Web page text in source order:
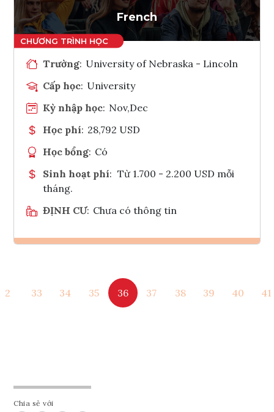
French
Trường: University of Nebraska - Lincoln
Cấp học: University
Kỳ nhập học: Nov,Dec
Học phí: 28,792 USD
Học bổng: Có
Sinh hoạt phí: Từ 1.700 - 2.200 USD mỗi
tháng.
ĐỊNH CƯ: Chưa có thông tin
Tham vấn Interlink
2 33 34 35 36 37 38 39 40 41
Chia sẻ với